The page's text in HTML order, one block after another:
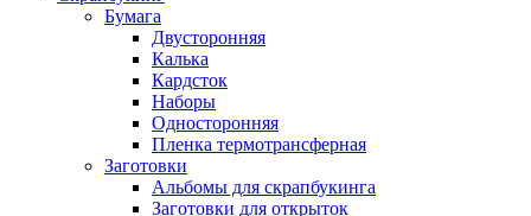
Бумага
Двусторонняя
Калька
Кардсток
Наборы
Односторонняя
Пленка термотрансферная
Заготовки
Альбомы для скрапбукинга
Заготовки для открыток